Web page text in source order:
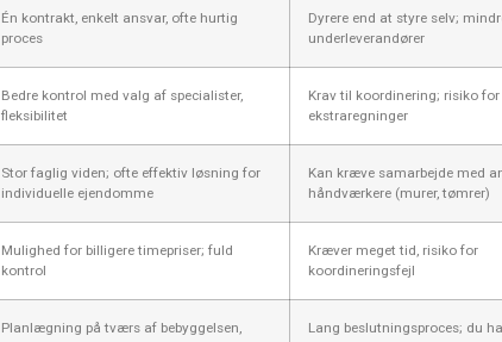
Én kontrakt, enkelt ansvar, ofte hurtig
proces
Dyrere end at styre selv;
underleverandører
Bedre kontrol med valg af specialister,
fleksibilitet
Krav til koordinering; risiko for
ekstraregninger
Stor faglig viden; ofte effektiv løsning for
individuelle ejendomme
Kan kræve samarbejde med
håndværkere (murer, tømrer)
Mulighed for billigere timepriser; fuld
kontrol
Kræver meget tid, risiko for
koordineringsfejl
Planlægning på tværs af bebyggelsen,
Lang beslutningsproces; du